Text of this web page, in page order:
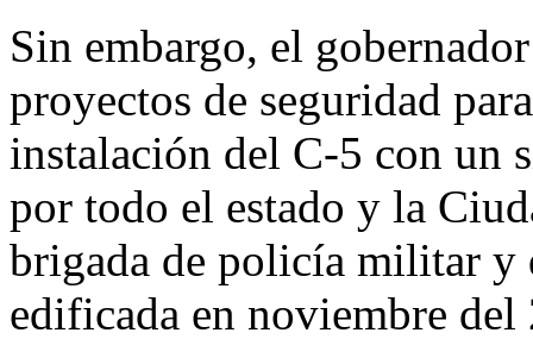
Sin embargo, el
proyectos de seguridad
instalación del C-5 con un
por todo el estado y la
brigada de policía militar y
edificada en noviembre del